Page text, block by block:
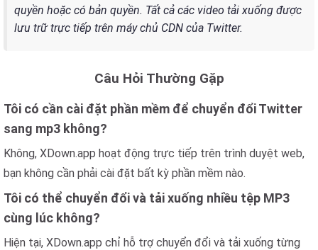
quyền hoặc có bản quyền. Tất cả các video tải xuống được
lưu trữ trực tiếp trên máy chủ CDN của Twitter.
Câu Hỏi Thường Gặp
Tôi có cần cài đặt phần mềm để chuyển đổi Twitter
sang mp3 không?
Không, XDown.app hoạt động trực tiếp trên trình duyệt web,
bạn không cần phải cài đặt bất kỳ phần mềm nào.
Tôi có thể chuyển đổi và tải xuống nhiều tệp MP3
cùng lúc không?
Hiện tại, XDown.app chỉ hỗ trợ chuyển đổi và tải xuống từng